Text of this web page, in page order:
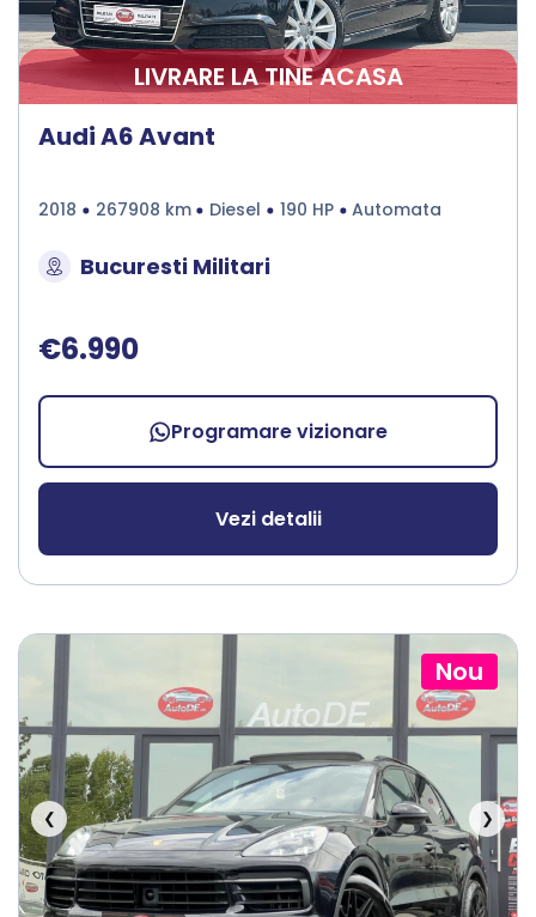
LIVRARE LA TINE ACASA
Audi A6 Avant
2018 267908 km Diesel 190 HP Automata
Bucuresti Militari
€6.990
Programare vizionare
Vezi detalii
Nou
❮ ❯